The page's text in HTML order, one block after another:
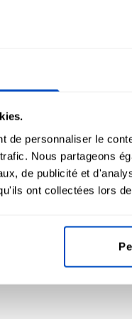
de personnaliser le
Nous partageons
de publicité et
ont collectées lors
pour 5
en tant
ayez besoin de